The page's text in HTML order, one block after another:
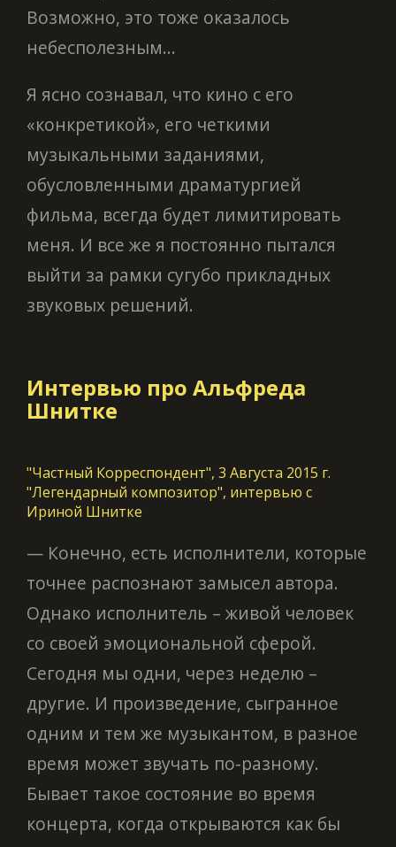
Возможно, это тоже оказалось
небесполезным...
Я ясно сознавал, что кино с его
«конкретикой», его четкими
музыкальными заданиями,
обусловленными драматургией
фильма, всегда будет лимитировать
меня. И все же я постоянно пытался
выйти за рамки сугубо прикладных
звуковых решений.
Интервью про Альфреда
Шнитке
"Частный Корреспондент", 3 Августа 2015 г.
"Легендарный композитор", интервью с
Ириной Шнитке
— Конечно, есть исполнители, которые
точнее распознают замысел автора.
Однако исполнитель – живой человек
со своей эмоциональной сферой.
Сегодня мы одни, через неделю –
другие. И произведение, сыгранное
одним и тем же музыкантом, в разное
время может звучать по-разному.
Бывает такое состояние во время
концерта, когда открываются как бы